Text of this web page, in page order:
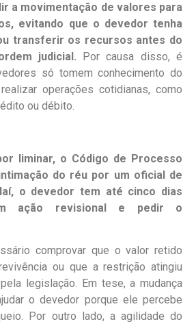
a movimentação de valores para
evitando que o devedor tenha
transferir os recursos antes do
judicial. Por causa disso, é
só tomem conhecimento do
operações cotidianas, como
ou débito.
liminar, o Código de Processo
do réu por um oficial de
o devedor tem até cinco dias
ação revisional e pedir o
comprovar que o valor retido
ou que a restrição atingiu
legislação. Em tese, a mudança
o devedor porque ele percebe
Por outro lado, a agilidade do